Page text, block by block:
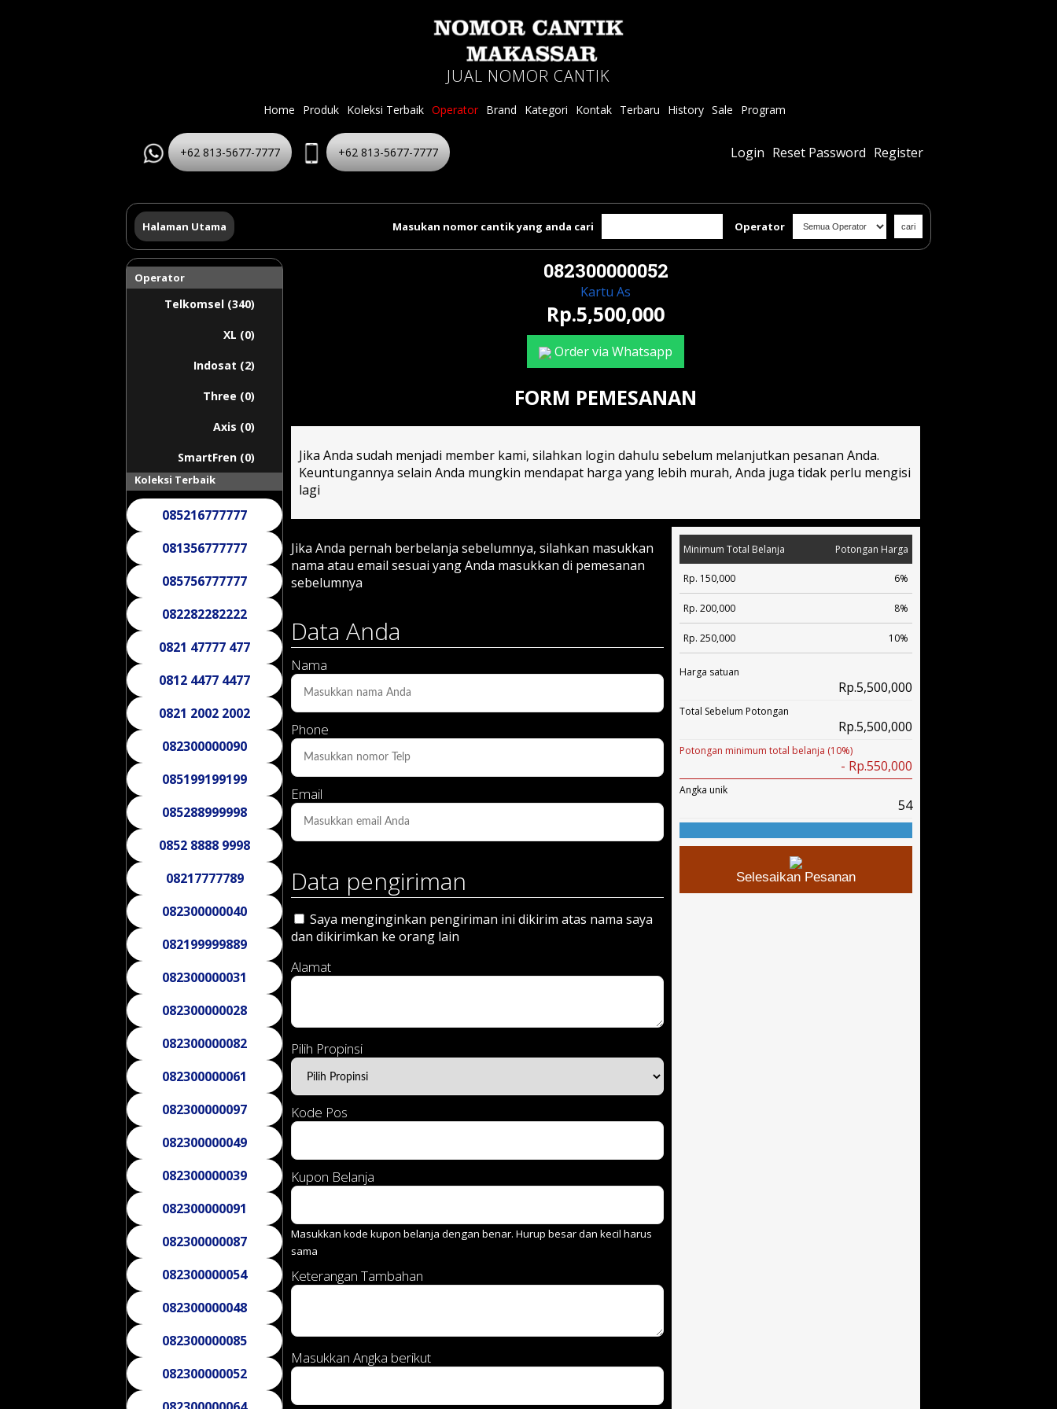
JUAL NOMOR CANTIK
Home Produk Koleksi Terbaik Operator Brand Kategori Kontak Terbaru History Sale Program
+62 813-5677-7777 +62 813-5677-7777 Login Reset Password Register
Halaman Utama Masukan nomor cantik yang anda cari Operator
Operator
Telkomsel (340)
XL (0)
Indosat (2)
Three (0)
Axis (0)
SmartFren (0)
Koleksi Terbaik
085216777777
081356777777
085756777777
082282282222
0821 47777 477
0812 4477 4477
0821 2002 2002
082300000090
085199199199
085288999998
0852 8888 9998
08217777789
082300000040
082199999889
082300000031
082300000028
082300000082
082300000061
082300000097
082300000049
082300000039
082300000091
082300000087
082300000054
082300000048
082300000085
082300000052
082300000052
Kartu As
Rp.5,500,000
Order via Whatsapp
FORM PEMESANAN
Jika Anda sudah menjadi member kami, silahkan login dahulu sebelum melanjutkan pesanan Anda.
Keuntungannya selain Anda mungkin mendapat harga yang lebih murah, Anda juga tidak perlu mengisi
lagi
Jika Anda pernah berbelanja sebelumnya, silahkan masukkan
nama atau email sesuai yang Anda masukkan di pemesanan
sebelumnya
Data Anda
Nama
Phone
Email
Data pengiriman
Saya menginginkan pengiriman ini dikirim atas nama saya
dan dikirimkan ke orang lain
Alamat
Pilih Propinsi
Kode Pos
Kupon Belanja
Masukkan kode kupon belanja dengan benar. Hurup besar dan kecil harus
sama
Keterangan Tambahan
Masukkan Angka berikut
Minimum Total Belanja Potongan Harga
Rp. 150,000 6%
Rp. 200,000 8%
Rp. 250,000 10%
Harga satuan
Rp.5,500,000
Total Sebelum Potongan
Rp.5,500,000
Potongan minimum total belanja (10%)
- Rp.550,000
Angka unik
54
Selesaikan Pesanan